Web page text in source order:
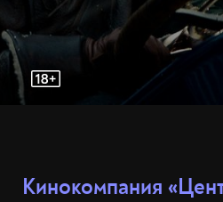
Кинокомпания